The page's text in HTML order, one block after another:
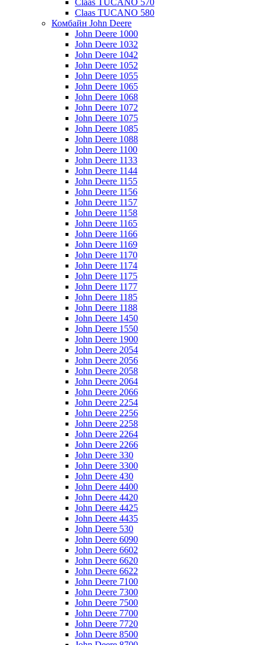
Claas TUCANO 570
Claas TUCANO 580
Комбайн John Deere
John Deere 1000
John Deere 1032
John Deere 1042
John Deere 1052
John Deere 1055
John Deere 1065
John Deere 1068
John Deere 1072
John Deere 1075
John Deere 1085
John Deere 1088
John Deere 1100
John Deere 1133
John Deere 1144
John Deere 1155
John Deere 1156
John Deere 1157
John Deere 1158
John Deere 1165
John Deere 1166
John Deere 1169
John Deere 1170
John Deere 1174
John Deere 1175
John Deere 1177
John Deere 1185
John Deere 1188
John Deere 1450
John Deere 1550
John Deere 1900
John Deere 2054
John Deere 2056
John Deere 2058
John Deere 2064
John Deere 2066
John Deere 2254
John Deere 2256
John Deere 2258
John Deere 2264
John Deere 2266
John Deere 330
John Deere 3300
John Deere 430
John Deere 4400
John Deere 4420
John Deere 4425
John Deere 4435
John Deere 530
John Deere 6090
John Deere 6602
John Deere 6620
John Deere 6622
John Deere 7100
John Deere 7300
John Deere 7500
John Deere 7700
John Deere 7720
John Deere 8500